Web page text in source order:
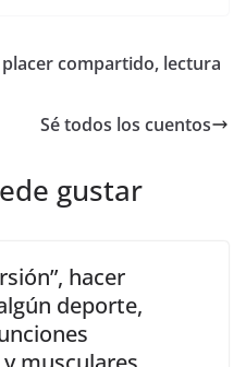
gr
m
y
n
compartido, lectura
Sé todos los cuentos
gustar
hacer
deporte,